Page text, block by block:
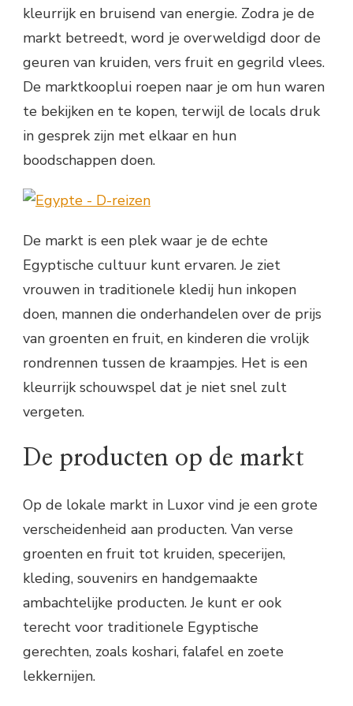
kleurrijk en bruisend van energie. Zodra je de
markt betreedt, word je overweldigd door de
geuren van kruiden, vers fruit en gegrild vlees.
De marktkooplui roepen naar je om hun waren
te bekijken en te kopen, terwijl de locals druk
in gesprek zijn met elkaar en hun
boodschappen doen.
De markt is een plek waar je de echte
Egyptische cultuur kunt ervaren. Je ziet
vrouwen in traditionele kledij hun inkopen
doen, mannen die onderhandelen over de prijs
van groenten en fruit, en kinderen die vrolijk
rondrennen tussen de kraampjes. Het is een
kleurrijk schouwspel dat je niet snel zult
vergeten.
De producten op de markt
Op de lokale markt in Luxor vind je een grote
verscheidenheid aan producten. Van verse
groenten en fruit tot kruiden, specerijen,
kleding, souvenirs en handgemaakte
ambachtelijke producten. Je kunt er ook
terecht voor traditionele Egyptische
gerechten, zoals koshari, falafel en zoete
lekkernijen.